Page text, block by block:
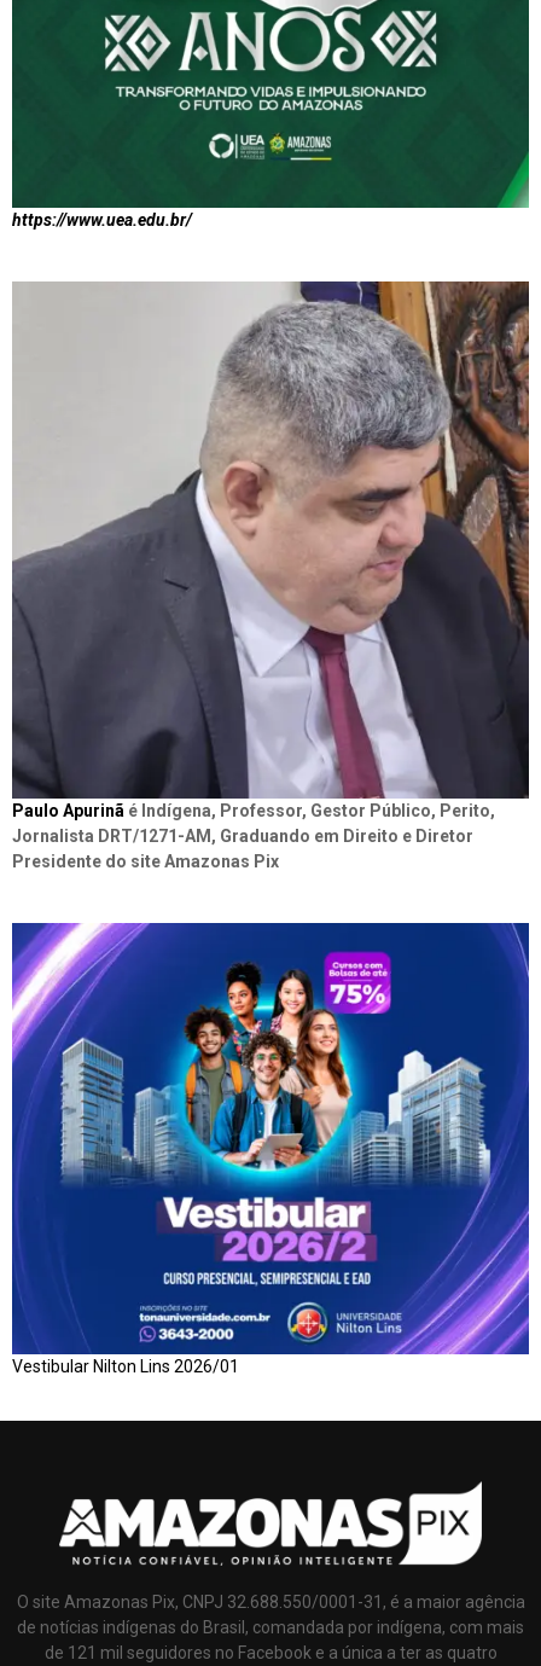
https://www.uea.edu.br/
Paulo Apurinã é Indígena, Professor, Gestor Público, Perito,
Jornalista DRT/1271-AM, Graduando em Direito e Diretor
Presidente do site Amazonas Pix
Vestibular Nilton Lins 2026/01
O site Amazonas Pix, CNPJ 32.688.550/0001-31, é a maior agência
de notícias indígenas do Brasil, comandada por indígena, com mais
de 121 mil seguidores no Facebook e a única a ter as quatro